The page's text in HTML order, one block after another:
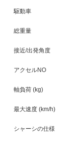
駆動車
総重量
接近/出発角度
アクセルNO
軸負荷 (kg)
最大速度 (km/h)
シャーシの仕様